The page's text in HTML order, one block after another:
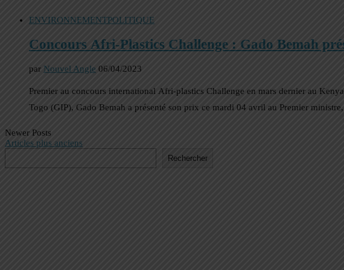
ENVIRONNEMENTPOLITIQUE
Concours Afri-Plastics Challenge : Gado Bemah
par Nouvel Angle 06/04/2023
Premier au concours international Afri-plastics Challenge en mars dernier au
Togo (GIP), Gado Bemah a présenté son prix ce mardi 04 avril au Premier
Newer Posts
Articles plus anciens
Rechercher